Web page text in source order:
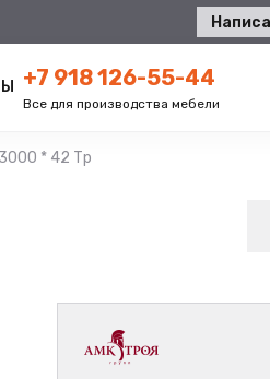
+7 918 126-55-44
Все для производства мебели
* 42 Тр